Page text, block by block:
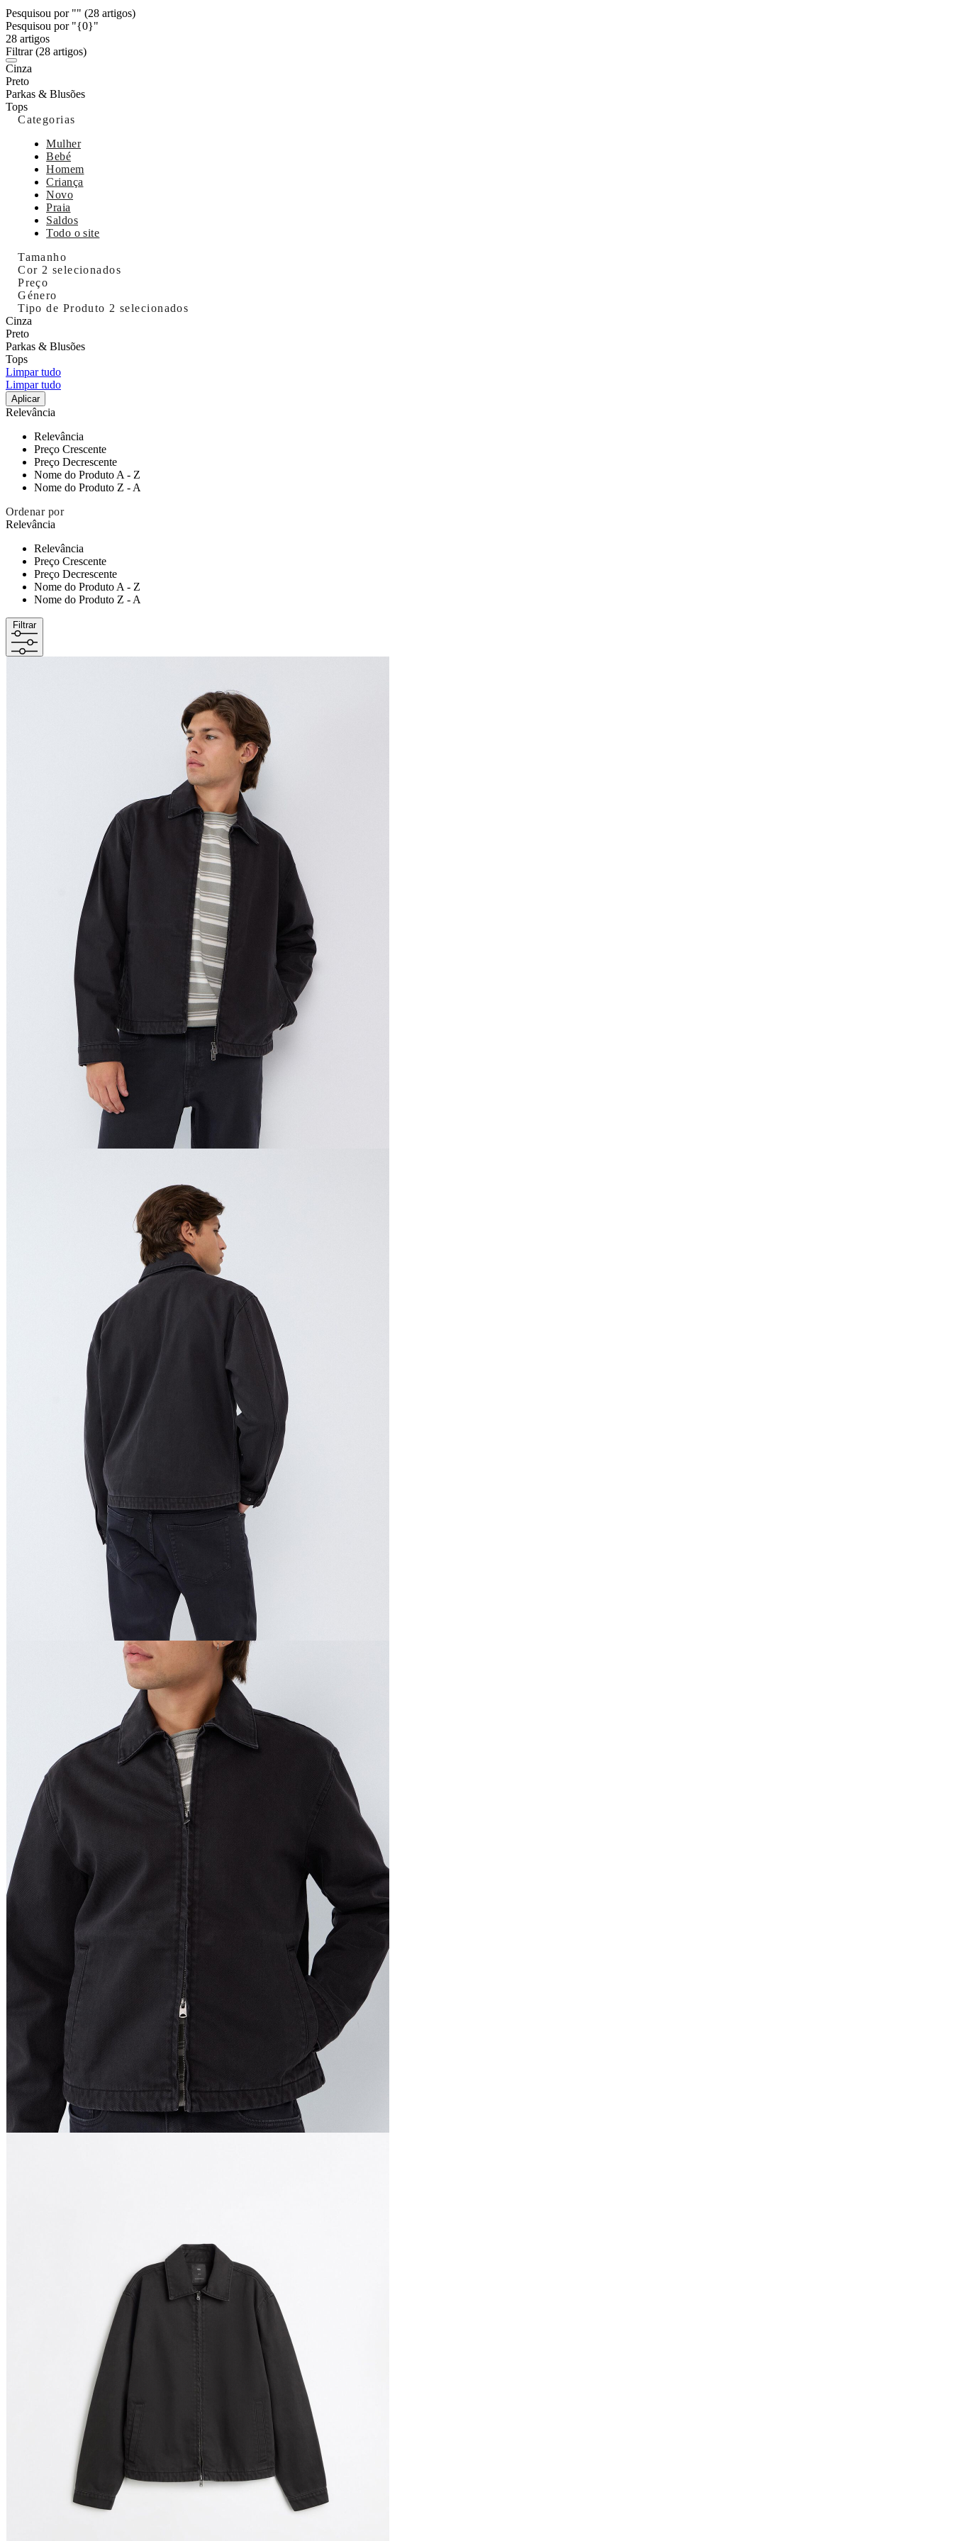
Pesquisou por "" (28 artigos)
Pesquisou por "{0}"
28 artigos
Filtrar(28 artigos)
Cinza
Preto
Parkas & Blusões
Tops
Categorias
Mulher
Bebé
Homem
Criança
Novo
Praia
Saldos
Todo o site
Tamanho
Cor 2 selecionados
Preço
Género
Tipo de Produto 2 selecionados
Cinza
Preto
Parkas & Blusões
Tops
Limpar tudo
Limpar tudo
Aplicar
Relevância
Relevância
Preço Crescente
Preço Decrescente
Nome do Produto A - Z
Nome do Produto Z - A
Ordenar por
Relevância
Relevância
Preço Crescente
Preço Decrescente
Nome do Produto A - Z
Nome do Produto Z - A
Filtrar